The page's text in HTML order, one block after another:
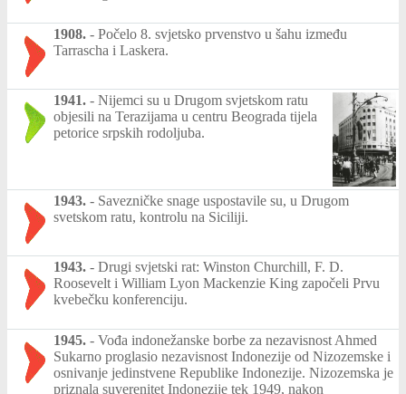
1908. - Počelo 8. svjetsko prvenstvo u šahu između
Tarrascha i Laskera.
1941. - Nijemci su u Drugom svjetskom ratu
objesili na Terazijama u centru Beograda tijela
petorice srpskih rodoljuba.
1943. - Savezničke snage uspostavile su, u Drugom
svetskom ratu, kontrolu na Siciliji.
1943. - Drugi svjetski rat: Winston Churchill, F. D.
Roosevelt i William Lyon Mackenzie King započeli Prvu
kvebečku konferenciju.
1945. - Vođa indonežanske borbe za nezavisnost Ahmed
Sukarno proglasio nezavisnost Indonezije od Nizozemske i
osnivanje jedinstvene Republike Indonezije. Nizozemska je
priznala suverenitet Indonezije tek 1949, nakon